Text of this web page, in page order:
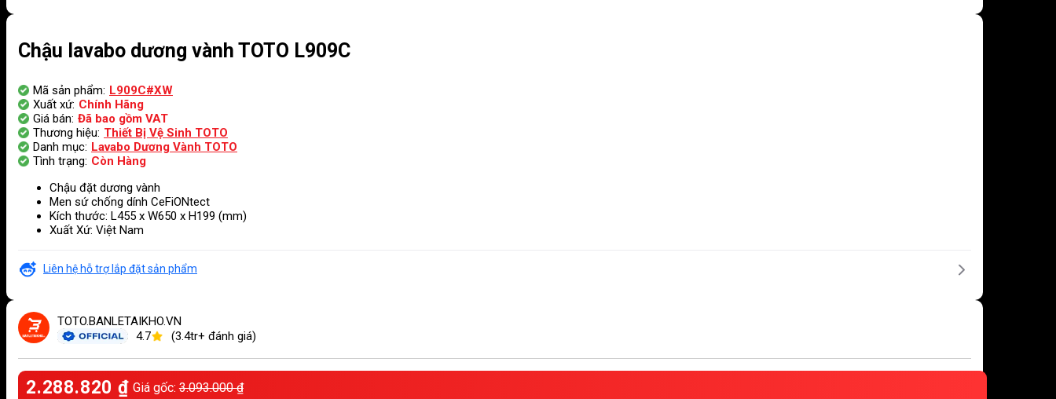
Chậu lavabo dương vành TOTO L909C
Mã sản phẩm: L909C#XW
Xuất xứ: Chính Hãng
Giá bán: Đã bao gồm VAT
Thương hiệu: Thiết Bị Vệ Sinh TOTO
Danh mục: Lavabo Dương Vành TOTO
Tình trạng: Còn Hàng
Chậu đặt dương vành
Men sứ chống dính CeFiONtect
Kích thước: L455 x W650 x H199 (mm)
Xuất Xứ: Việt Nam
Liên hệ hỗ trợ lắp đặt sản phẩm
TOTO.BANLETAIKHO.VN
4.7
(3.4tr+ đánh giá)
2.288.820₫ Giá gốc: 3.093.000₫